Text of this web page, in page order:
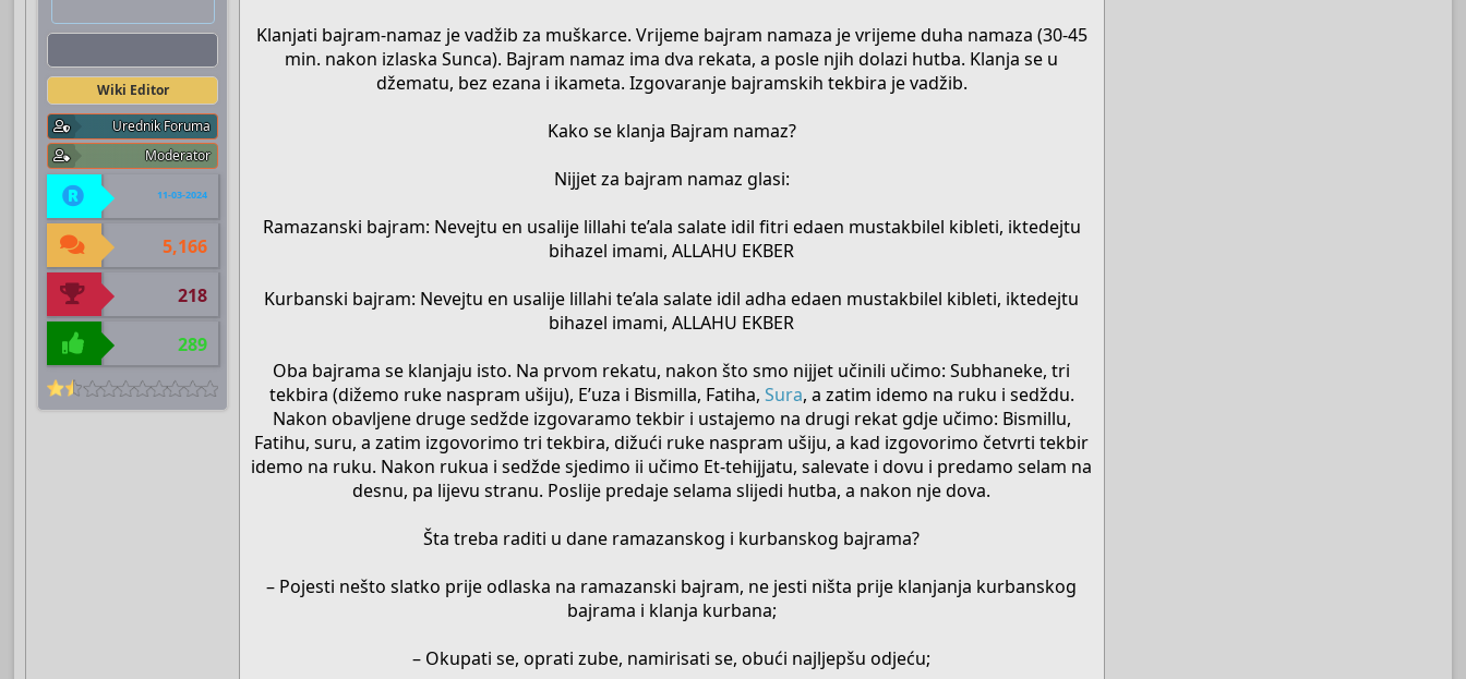
Wiki Editor
Urednik Foruma
Moderator
11-03-2024
5,166
218
289
Klanjati bajram-namaz je vadžib za muškarce. Vrijeme bajram namaza je vrijeme duha namaza (30-45
min. nakon izlaska Sunca). Bajram namaz ima dva rekata, a posle njih dolazi hutba. Klanja se u
džematu, bez ezana i ikameta. Izgovaranje bajramskih tekbira je vadžib.
Kako se klanja Bajram namaz?
Nijjet za bajram namaz glasi:
Ramazanski bajram: Nevejtu en usalije lillahi te’ala salate idil fitri edaen mustakbilel kibleti, iktedejtu
bihazel imami, ALLAHU EKBER
Kurbanski bajram: Nevejtu en usalije lillahi te’ala salate idil adha edaen mustakbilel kibleti, iktedejtu
bihazel imami, ALLAHU EKBER
Oba bajrama se klanjaju isto. Na prvom rekatu, nakon što smo nijjet učinili učimo: Subhaneke, tri
tekbira (dižemo ruke naspram ušiju), E’uza i Bismilla, Fatiha, Sura, a zatim idemo na ruku i sedždu.
Nakon obavljene druge sedžde izgovaramo tekbir i ustajemo na drugi rekat gdje učimo: Bismillu,
Fatihu, suru, a zatim izgovorimo tri tekbira, dižući ruke naspram ušiju, a kad izgovorimo četvrti tekbir
idemo na ruku. Nakon rukua i sedžde sjedimo ii učimo Et-tehijjatu, salevate i dovu i predamo selam na
desnu, pa lijevu stranu. Poslije predaje selama slijedi hutba, a nakon nje dova.
Šta treba raditi u dane ramazanskog i kurbanskog bajrama?
– Pojesti nešto slatko prije odlaska na ramazanski bajram, ne jesti ništa prije klanjanja kurbanskog
bajrama i klanja kurbana;
– Okupati se, oprati zube, namirisati se, obući najljepšu odjeću;